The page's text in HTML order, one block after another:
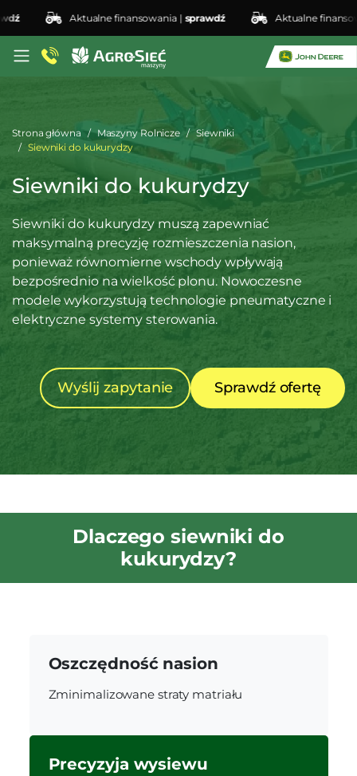
Aktualne finansowania |sprawdź Aktualne
Strona główna Maszyny Rolnicze
Siewniki
Siewniki do kukurydzy
Siewniki do kukurydzy
Siewniki do kukurydzy muszą zapewniać
maksymalną precyzję rozmieszczenia nasion,
ponieważ równomierne wschody wpływają
bezpośrednio na wielkość plonu. Nowoczesne
modele wykorzystują technologie pneumatyczne i
elektryczne systemy sterowania.
Wyślij zapytanie Sprawdź ofertę
Dlaczego siewniki do
kukurydzy?
Oszczędność nasion
Zminimalizowane straty matriału
Precyzyja wysiewu